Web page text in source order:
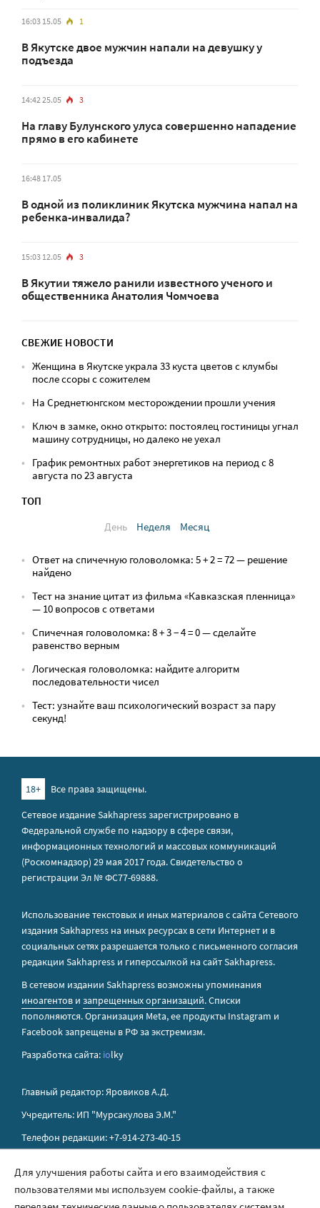
16:03 15.05 1
В Якутске двое мужчин напали на девушку у
подъезда
14:42 25.05 3
На главу Булунского улуса совершенно нападение
прямо в его кабинете
16:48 17.05
В одной из поликлиник Якутска мужчина напал на
ребенка-инвалида?
15:03 12.05 3
В Якутии тяжело ранили известного ученого и
общественника Анатолия Чомчоева
СВЕЖИЕ НОВОСТИ
Женщина в Якутске украла 33 куста цветов с клумбы
после ссоры с сожителем
На Среднетюнгском месторождении прошли учения
Ключ в замке, окно открыто: постоялец гостиницы угнал
машину сотрудницы, но далеко не уехал
График ремонтных работ энергетиков на период с 8
августа по 23 августа
ТОП
День
Неделя Месяц
Ответ на спичечную головоломка: 5 + 2 = 72 — решение
найдено
Тест на знание цитат из фильма «Кавказская пленница»
— 10 вопросов с ответами
Спичечная головоломка: 8 + 3 − 4 = 0 — сделайте
равенство верным
Логическая головоломка: найдите алгоритм
последовательности чисел
Тест: узнайте ваш психологический возраст за пару
секунд!
18+
Все права защищены.
Сетевое издание Sakhapress зарегистрировано в
Федеральной службе по надзору в сфере связи,
информационных технологий и массовых коммуникаций
(Роскомнадзор) 29 мая 2017 года. Свидетельство о
регистрации Эл № ФС77-69888.
Использование текстовых и иных материалов с сайта Сетевого
издания Sakhapress на иных ресурсах в сети Интернет и в
социальных сетях разрешается только с письменного согласия
редакции Sakhapress и гиперссылкой на сайт Sakhapress.
В сетевом издании Sakhapress возможны упоминания
иноагентов и запрещенных организаций. Списки
пополняются. Организация Metа, ее продукты Instagram и
Facebook запрещены в РФ за экстремизм.
Разработка сайта: iolky
Главный редактор: Яровиков А.Д.
Учредитель: ИП "Мурсакулова Э.М."
Телефон редакции: +7-914-273-40-15
Правила сайта
Для улучшения работы сайта и его взаимодействия с
пользователями мы используем cookie-файлы, а также